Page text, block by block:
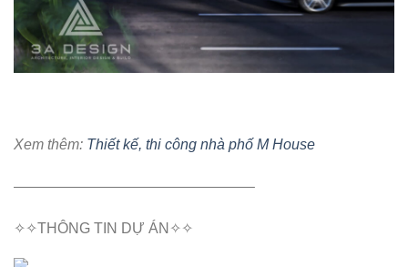
Xem thêm: Thiết kế, thi công nhà phố M House
————————————————–
✧✧THÔNG TIN DỰ ÁN✧✧